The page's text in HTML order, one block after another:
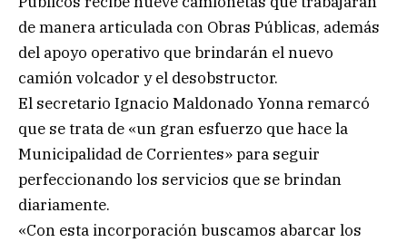
de manera articulada con Obras Públicas, además
del apoyo operativo que brindarán el nuevo
camión volcador y el desobstructor.
El secretario Ignacio Maldonado Yonna remarcó
que se trata de «un gran esfuerzo que hace la
Municipalidad de Corrientes» para seguir
perfeccionando los servicios que se brindan
diariamente.
«Con esta incorporación buscamos abarcar los